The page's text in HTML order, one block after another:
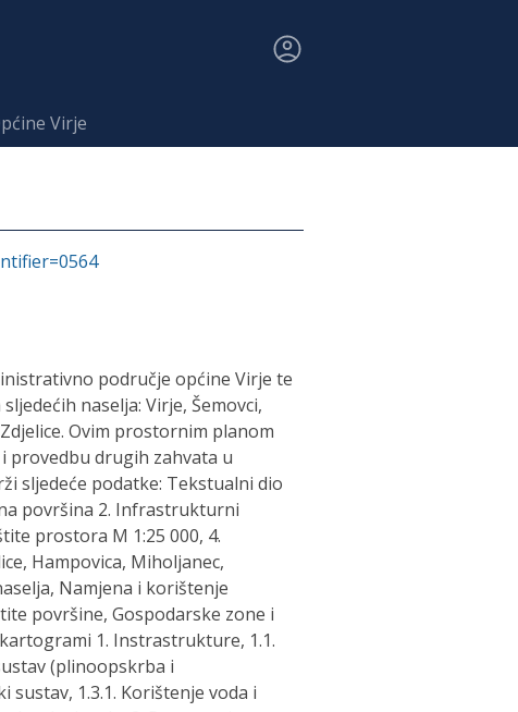
Virje
područje općine Virje te
naselja: Virje, Šemovci,
Ovim prostornim planom
provedbu drugih zahvata u
sljedeće podatke: Tekstualni dio
površina 2. Infrastrukturni
prostora M 1:25 000, 4.
Hampovica, Miholjanec,
Namjena i korištenje
površine, Gospodarske zone i
1. Instrastrukture, 1.1.
(plinoopskrba i
1.3.1. Korištenje voda i